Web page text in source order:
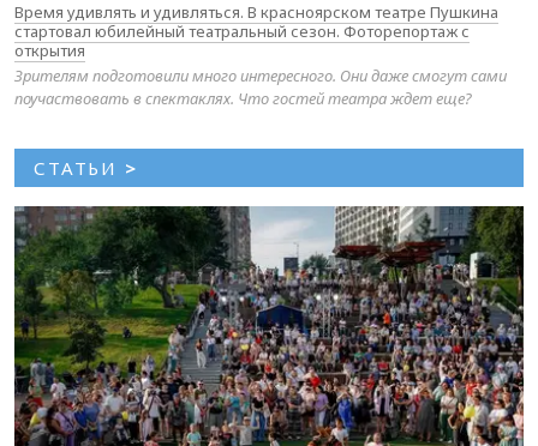
Время удивлять и удивляться. В красноярском театре Пушкина
стартовал юбилейный театральный сезон. Фоторепортаж с
открытия
Зрителям подготовили много интересного. Они даже смогут сами
поучаствовать в спектаклях. Что гостей театра ждет еще?
СТАТЬИ >